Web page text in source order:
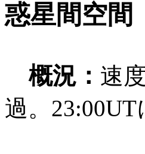
惑星間空間
概況： 速
過。